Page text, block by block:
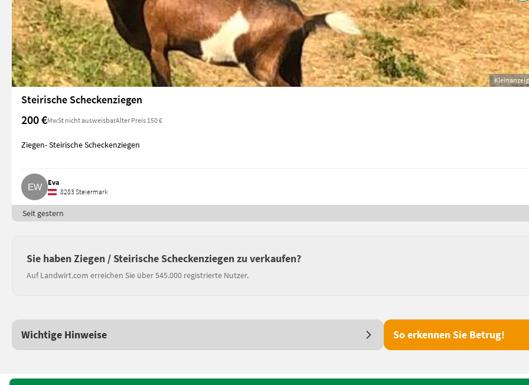
Steirische Scheckenziegen
200 €MwSt nicht ausweisbarAlter Preis 150 €
Ziegen- Steirische Scheckenziegen
Eva
8283 Steiermark
Seit gestern
Sie haben Ziegen / Steirische Scheckenziegen zu verkaufen?
Auf Landwirt.com erreichen Sie über 545.000 registrierte Nutzer.
Wichtige Hinweise So erkennen Sie Betrug!